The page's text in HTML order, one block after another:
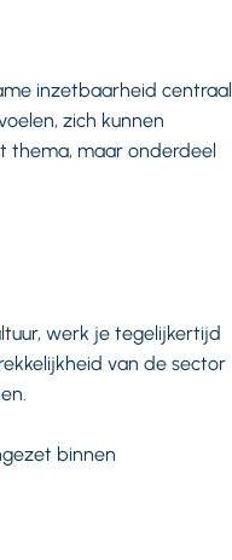
inzetbaarheid centraal
zich kunnen
thema, maar onderdeel
werk je tegelijkertijd
van de sector
binnen